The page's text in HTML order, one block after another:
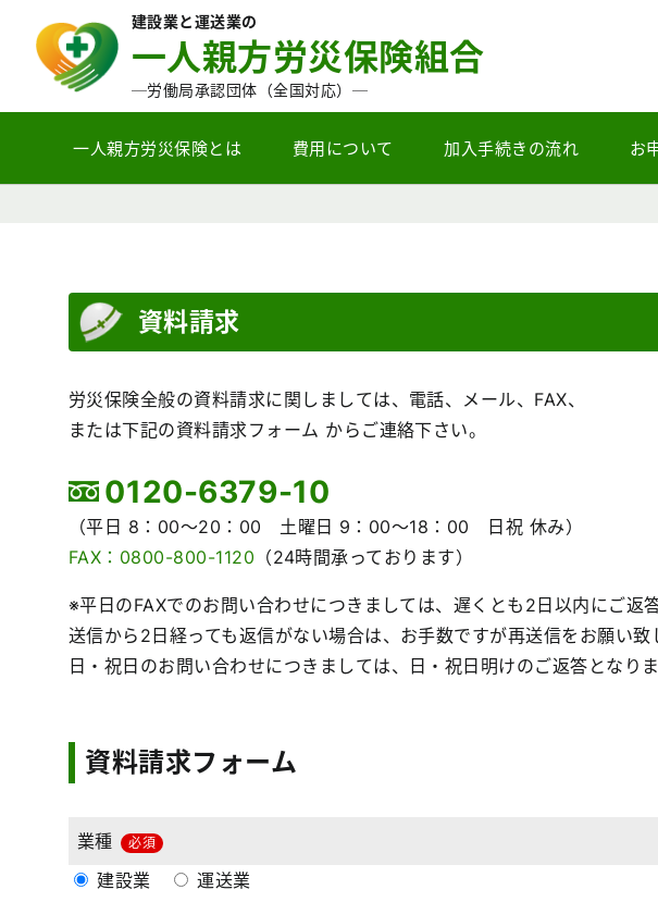
建設業と運送業の
一人親方労災保険組合
─労働局承認団体（全国対応）─
一人親方労災保険とは 費用について 加入手続きの流れ お
資料請求
労災保険全般の資料請求に関しましては、電話、メール、FAX、
または下記の資料請求フォーム からご連絡下さい。
0120-6379-10
（平日 8：00～20：00 土曜日 9：00～18：00 日祝 休み）
FAX：0800-800-1120 （24時間承っております）
※平日のFAXでのお問い合わせにつきましては、遅くとも2日以内にご返答
送信から2日経っても返信がない場合は、お手数ですが再送信をお願い致
日・祝日のお問い合わせにつきましては、日・祝日明けのご返答となりま
資料請求フォーム
業種 必須
建設業 運送業